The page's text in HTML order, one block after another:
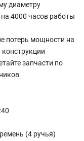
диаметру
4000 часов работы
потерь мощности на
запчасти по
(4 ручья)